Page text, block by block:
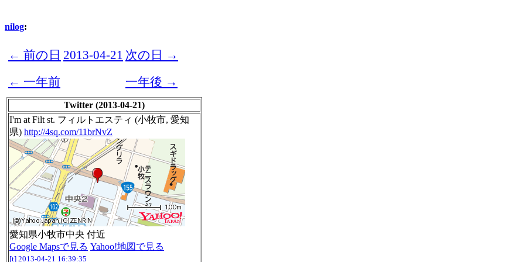
nilog:
← 前の日 2013-04-21 次の日 →
← 一年前
一年後 →
Twitter (2013-04-21)
I'm at Filt st. フィルトエスティ (小牧市, 愛知
県) http://4sq.com/11brNvZ
愛知県小牧市中央 付近
Google Mapsで見る Yahoo!地図で見る
[t] 2013-04-21 16:39:35